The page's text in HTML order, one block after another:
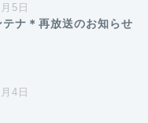
5日
テナ＊再放送のお知らせ
4日